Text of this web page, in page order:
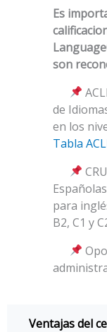
Es
son
de
en los
Tabla
para
B2, C1 y
Ventajas del